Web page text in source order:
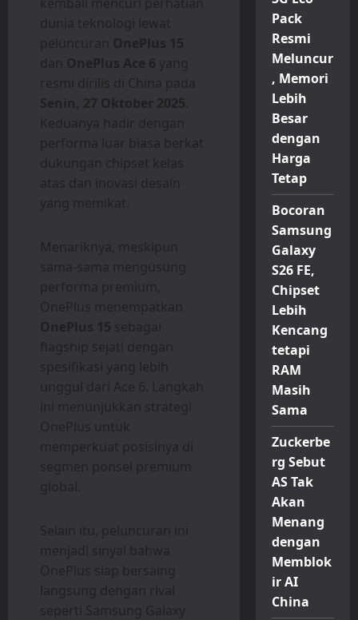
dunia teknologi lewat
peluncuran OnePlus 15
dan OnePlus Ace 6 yang
resmi dirilis di China pada
Senin, 27 Oktober 2025.
Keduanya hadir dengan
performa luar biasa berkat
dukungan chipset kelas
atas dan inovasi desain
yang memikat.
Menariknya, meskipun
sama-sama mengusung
performa premium,
OnePlus menempatkan
OnePlus 15 sebagai
flagship sejati dengan
spesifikasi yang lebih
unggul dari Ace 6. Langkah
ini menunjukkan strategi
OnePlus untuk
memperkuat posisinya di
segmen ponsel premium
global.
Selain itu, peluncuran ini
menjadi sinyal bahwa
OnePlus siap bersaing
langsung dengan rival
seperti Samsung Galaxy
Pack
Resmi
Meluncur
, Memori
Lebih
Besar
dengan
Harga
Tetap
Bocoran
Samsung
Galaxy
S26 FE,
Chipset
Lebih
Kencang
tetapi
RAM
Masih
Sama
Zuckerbe
rg Sebut
AS Tak
Akan
Menang
dengan
Memblok
ir AI
China